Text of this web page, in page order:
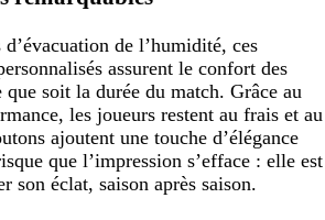
de l’humidité, ces
assurent le confort des
que soit la durée du match. Grâce au
les joueurs restent au frais et au
ajoutent une touche d’élégance
que l’impression s’efface : elle est
son éclat, saison après saison.